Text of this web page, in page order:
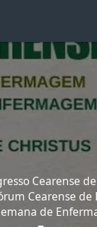
Cearense
Cearense
de